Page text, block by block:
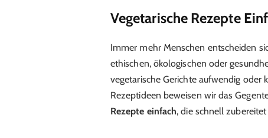
Vegetarische Rezepte
Immer mehr Menschen entscheiden
ethischen, ökologischen oder
vegetarische Gerichte aufwendig oder
Rezeptideen beweisen wir das
Rezepte einfach, die schnell